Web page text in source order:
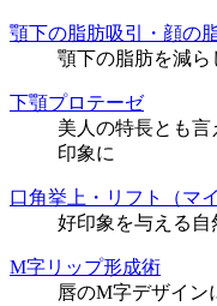
顎下の脂肪吸引・顔の
顎下の脂肪を減
下顎プロテーゼ
美人の特長とも言
印象に
口角挙上・リフト（マ
好印象を与える
M字リップ形成術
唇のM字デザイン